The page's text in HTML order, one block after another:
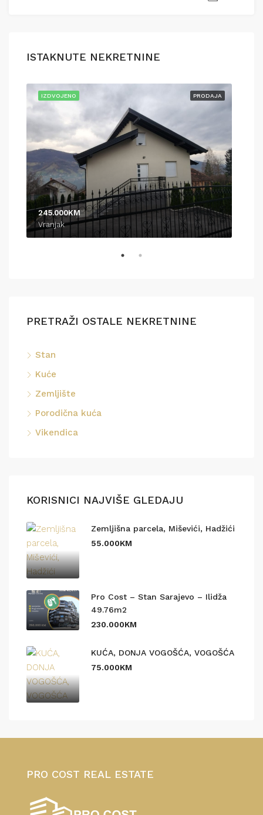
ISTAKNUTE NEKRETNINE
PRODAJA
IZDVOJENO
245.000KM
Vranjak
PRETRAŽI OSTALE NEKRETNINE
Stan
Kuće
Zemljište
Porodična kuća
Vikendica
KORISNICI NAJVIŠE GLEDAJU
Zemljišna parcela, Miševići, Hadžići
55.000KM
Pro Cost – Stan Sarajevo – Ilidža
49.76m2
230.000KM
KUĆA, DONJA VOGOŠĆA, VOGOŠĆA
75.000KM
PRO COST REAL ESTATE